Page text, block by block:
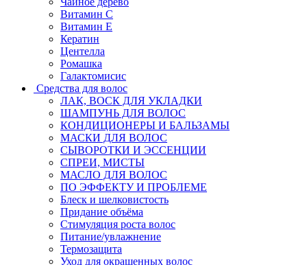
Витамин C
Витамин Е
Кератин
Центелла
Ромашка
Галактомисис
Средства для волос
ЛАК, ВОСК ДЛЯ УКЛАДКИ
ШАМПУНЬ ДЛЯ ВОЛОС
КОНДИЦИОНЕРЫ И БАЛЬЗАМЫ
МАСКИ ДЛЯ ВОЛОС
СЫВОРОТКИ И ЭССЕНЦИИ
СПРЕИ, МИСТЫ
МАСЛО ДЛЯ ВОЛОС
ПО ЭФФЕКТУ И ПРОБЛЕМЕ
Блеск и шелковистость
Придание объёма
Стимуляция роста волос
Питание/увлажнение
Термозащита
Уход для окрашенных волос